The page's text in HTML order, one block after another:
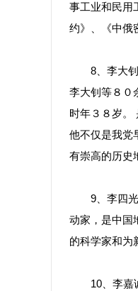
事工业和民用
约》、《中俄
8、李大钊
李大钊等８０
时年３８岁。
他不仅是我党
有崇高的历史
9、李四光
动家，是中国
的科学家和为
10、李嘉诚